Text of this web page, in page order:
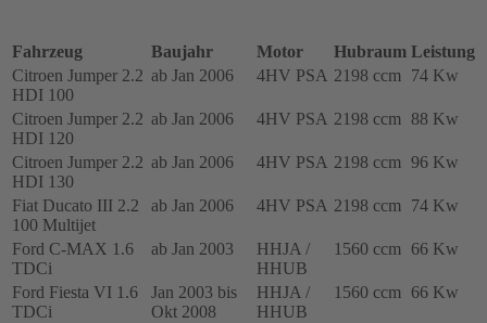
HHUB,
49131-
05212,
0375K7
Menge
Fahrzeug Baujahr Motor Hubraum Leistung
Citroen Jumper 2.2
HDI 100
ab Jan 2006 4HV PSA 2198 ccm 74 Kw
Citroen Jumper 2.2
HDI 120
ab Jan 2006 4HV PSA 2198 ccm 88 Kw
Citroen Jumper 2.2
HDI 130
ab Jan 2006 4HV PSA 2198 ccm 96 Kw
Fiat Ducato III 2.2
100 Multijet
ab Jan 2006 4HV PSA 2198 ccm 74 Kw
Ford C-MAX 1.6
TDCi
ab Jan 2003
HHJA /
HHUB
1560 ccm 66 Kw
Ford Fiesta VI 1.6
TDCi
Jan 2003 bis
Okt 2008
HHJA /
HHUB
1560 ccm 66 Kw